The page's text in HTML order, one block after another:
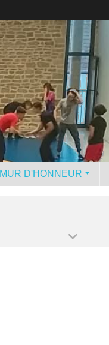
MUR D'HONNEUR